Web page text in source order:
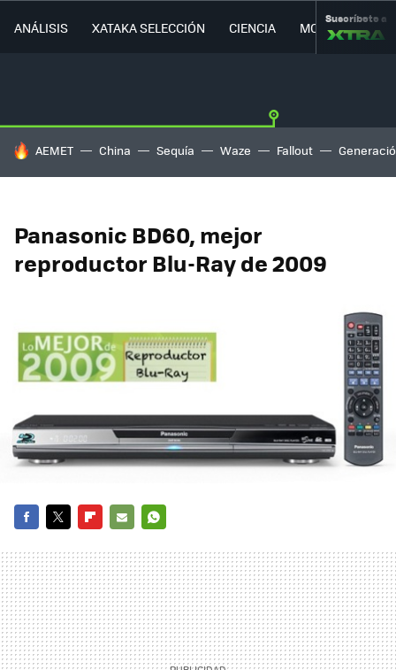
ANÁLISIS XATAKA SELECCIÓN CIENCIA MOVILIDAD
Suscríbete a
HOY SE HABLA DE
AEMET China Sequía Waze Fallout
Panasonic BD60, mejor
reproductor Blu-Ray de 2009
MAIL